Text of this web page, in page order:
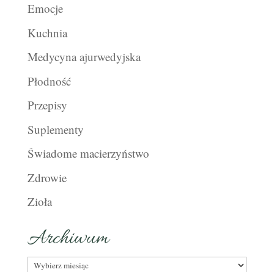
Emocje
Kuchnia
Medycyna ajurwedyjska
Płodność
Przepisy
Suplementy
Świadome macierzyństwo
Zdrowie
Zioła
Archiwum
Archiwum